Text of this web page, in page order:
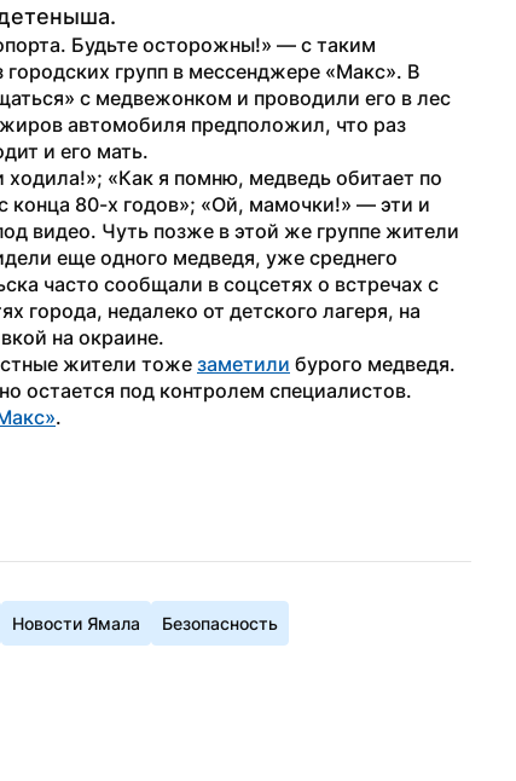
Будьте осторожны!» — с таким
групп в мессенджере «Макс». В
с медвежонком и проводили его в лес
автомобиля предположил, что раз
и его мать.
«Как я помню, медведь обитает по
80-х годов»; «Ой, мамочки!» — эти и
видео. Чуть позже в этой же группе жители
еще одного медведя, уже среднего
часто сообщали в соцсетях о встречах с
города, недалеко от детского лагеря, на
на окраине.
жители тоже заметили бурого медведя.
остается под контролем специалистов.
.
Новости Ямала Безопасность